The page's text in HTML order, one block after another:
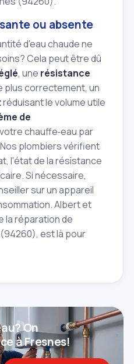
ou absente
d'eau chaude ne
Cela peut être dû
, une résistance
plus correctement, un
réduisant le volume utile
de
chauffe‑eau par
plombiers vérifient
l'état de la résistance
Si nécessaire,
sur un appareil
Albert et
la réparation de
est là pour
On
à Fresnes!